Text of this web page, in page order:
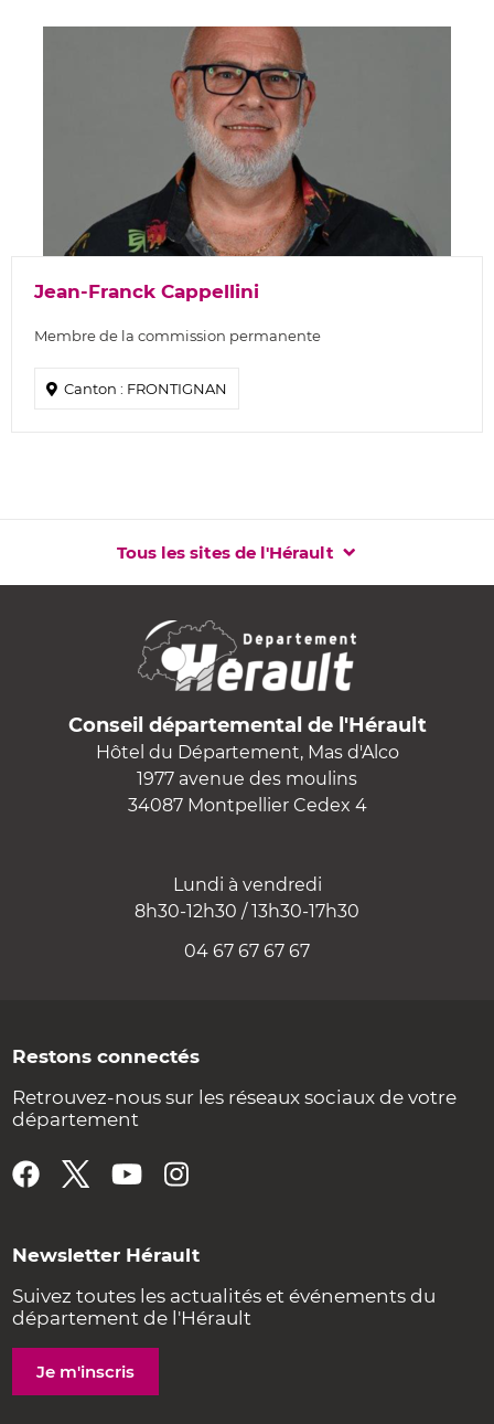
Jean-Franck Cappellini
Membre de la commission permanente
Canton : FRONTIGNAN
Tous les sites de l'Hérault
Conseil départemental de l'Hérault
Hôtel du Département, Mas d'Alco
1977 avenue des moulins
34087 Montpellier Cedex 4
Lundi à vendredi
8h30-12h30 / 13h30-17h30
04 67 67 67 67
Restons connectés
Retrouvez-nous sur les réseaux sociaux de votre
département
Newsletter Hérault
Suivez toutes les actualités et événements du
département de l'Hérault
Je m'inscris